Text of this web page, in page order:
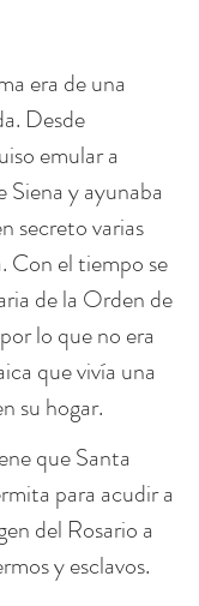
era de una
Desde
emular a
y ayunaba
secreto varias
Con el tiempo se
de la Orden de
lo que no era
que vivía una
su hogar.
que Santa
para acudir a
del Rosario a
y esclavos.